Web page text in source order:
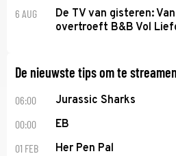
6 AUG
De TV van gisteren:
overtroeft B&B Vol
De nieuwste tips om te streamen
06:00 Jurassic Sharks
00:00 EB
01 FEB Her Pen Pal